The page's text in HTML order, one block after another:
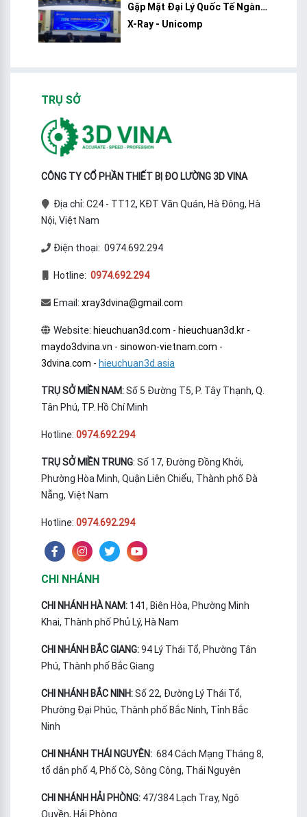
Gặp Mặt Đại Lý Quốc Tế Ngành
X-Ray - Unicomp
TRỤ SỞ
CÔNG TY CỔ PHẦN THIẾT BỊ ĐO LƯỜNG 3D VINA
Địa chỉ: C24 - TT12, KĐT Văn Quán, Hà Đông, Hà
Nội, Việt Nam
Điện thoại: 0974.692.294
Hotline: 0974.692.294
Email: xray3dvina@gmail.com
Website: hieuchuan3d.com - hieuchuan3d.kr-
maydo3dvina.vn - sinowon-vietnam.com -
3dvina.com - hieuchuan3d.asia
TRỤ SỞ MIỀN NAM:Số 5 Đường T5, P. Tây Thạnh, Q.
Tân Phú, TP. Hồ Chí Minh
Hotline: 0974.692.294
TRỤ SỞ MIỀN TRUNG: Số 17, Đường Đồng Khởi,
Phường Hòa Minh, Quận Liên Chiểu, Thành phố Đà
Nẵng, Việt Nam
Hotline: 0974.692.294
CHI NHÁNH
CHI NHÁNH HÀ NAM: 141, Biên Hòa, Phường Minh
Khai, Thành phố Phủ Lý, Hà Nam
CHI NHÁNH BẮC GIANG:94 Lý Thái Tổ, Phường Tân
Phú, Thành phố Bắc Giang
CHI NHÁNH BẮC NINH:Số 22, Đường Lý Thái Tổ,
Phường Đại Phúc, Thành phố Bắc Ninh, Tỉnh Bắc
Ninh
CHI NHÁNH THÁI NGUYÊN: 684 Cách Mạng Tháng 8,
tổ dân phố 4, Phố Cò, Sông Công, Thái Nguyên
CHI NHÁNH HẢI PHÒNG: 47/384 Lạch Tray, Ngô
Quyền, Hải Phòng